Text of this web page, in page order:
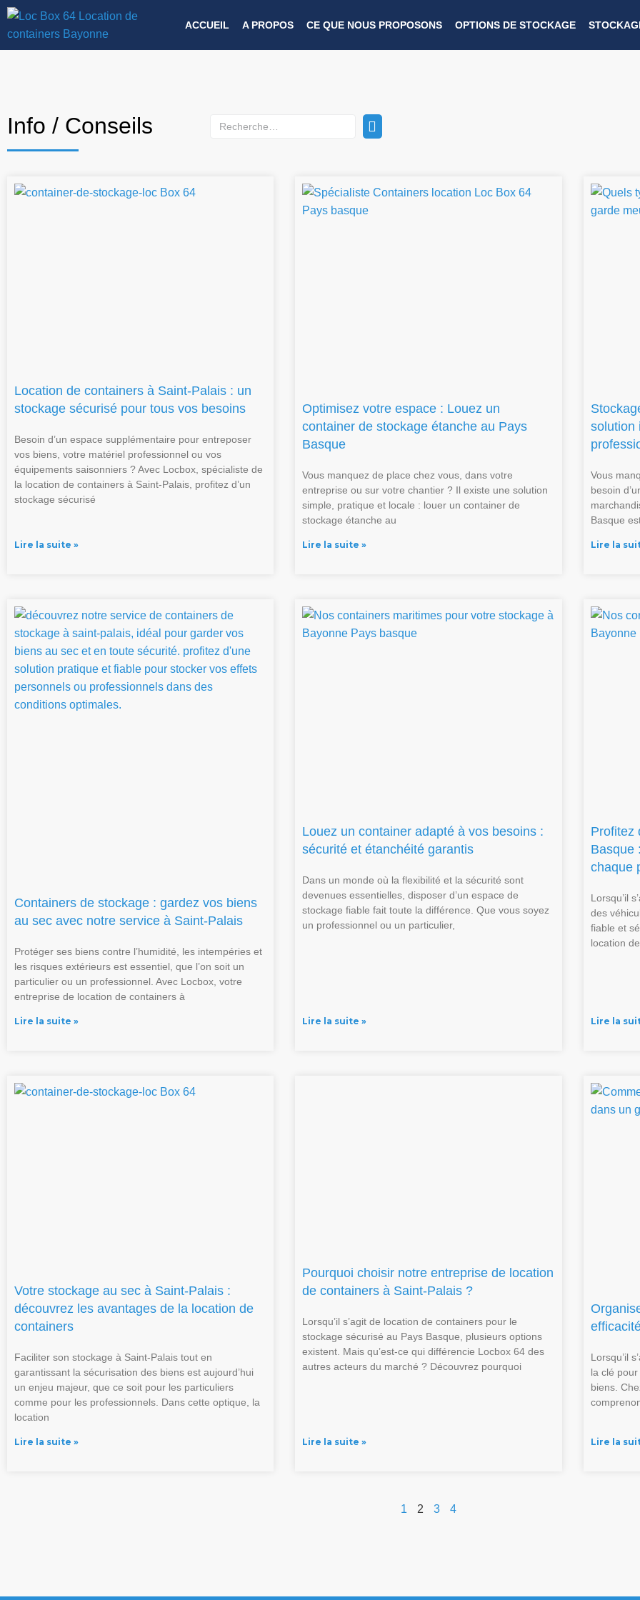
ACCUEIL A PROPOS CE QUE NOUS PROPOSONS OPTIONS DE STOCKAGE
Info / Conseils
Location de containers à Saint-Palais : un
stockage sécurisé pour tous vos besoins
Besoin d’un espace supplémentaire pour entreposer
vos biens, votre matériel professionnel ou vos
équipements saisonniers ? Avec Locbox, spécialiste de
la location de containers à Saint-Palais, profitez d’un
stockage sécurisé
Lire la suite »
Optimisez votre espace : Louez un
container de stockage étanche au Pays
Basque
Vous manquez de place chez vous, dans votre
entreprise ou sur votre chantier ? Il existe une solution
simple, pratique et locale : louer un container de
stockage étanche au
Lire la suite »
solution
Vous
besoin
Basque
Lire la
Containers de stockage : gardez vos biens
au sec avec notre service à Saint-Palais
Protéger ses biens contre l’humidité, les intempéries et
les risques extérieurs est essentiel, que l’on soit un
particulier ou un professionnel. Avec Locbox, votre
entreprise de location de containers à
Lire la suite »
Louez un container adapté à vos besoins :
sécurité et étanchéité garantis
Dans un monde où la flexibilité et la sécurité sont
devenues essentielles, disposer d’un espace de
stockage fiable fait toute la différence. Que vous soyez
un professionnel ou un particulier,
Lire la suite »
Profitez
Basque
chaque
Lorsqu’il
des
fiable et
location
Lire la
Votre stockage au sec à Saint-Palais :
découvrez les avantages de la location de
containers
Faciliter son stockage à Saint-Palais tout en
garantissant la sécurisation des biens est aujourd’hui
un enjeu majeur, que ce soit pour les particuliers
comme pour les professionnels. Dans cette optique, la
location
Lire la suite »
Pourquoi choisir notre entreprise de location
de containers à Saint-Palais ?
Lorsqu’il s’agit de location de containers pour le
stockage sécurisé au Pays Basque, plusieurs options
existent. Mais qu’est-ce qui différencie Locbox 64 des
autres acteurs du marché ? Découvrez pourquoi
Lire la suite »
Lorsqu’il
la clé pour
biens.
Lire la
1 2 3 4